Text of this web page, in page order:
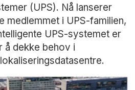
(UPS). Nå lanserer
medlemmet i UPS-familien,
UPS-systemet er
å dekke behov i